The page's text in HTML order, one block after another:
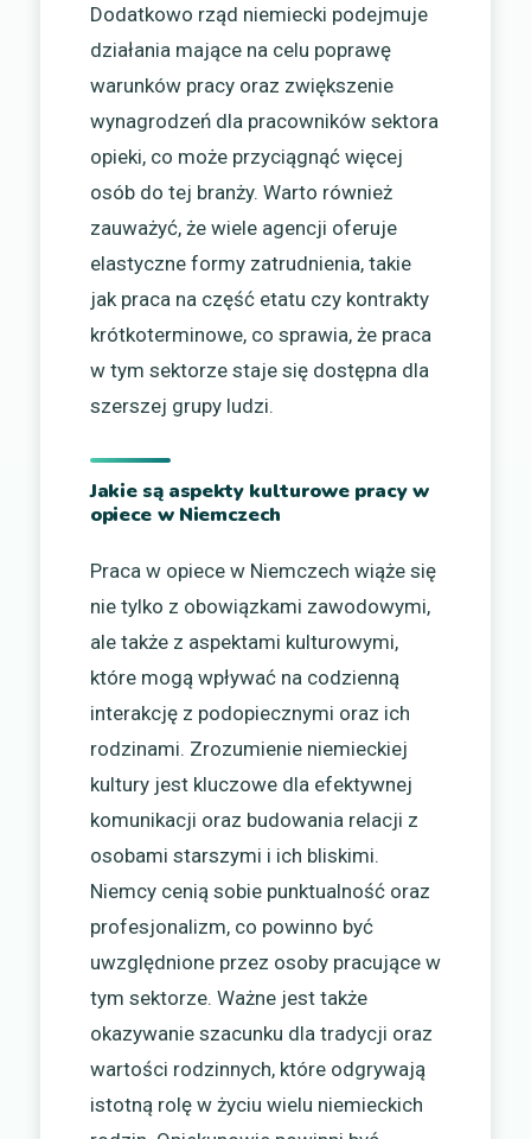
Dodatkowo rząd niemiecki podejmuje
działania mające na celu poprawę
warunków pracy oraz zwiększenie
wynagrodzeń dla pracowników sektora
opieki, co może przyciągnąć więcej
osób do tej branży. Warto również
zauważyć, że wiele agencji oferuje
elastyczne formy zatrudnienia, takie
jak praca na część etatu czy kontrakty
krótkoterminowe, co sprawia, że praca
w tym sektorze staje się dostępna dla
szerszej grupy ludzi.
Jakie są aspekty kulturowe pracy w
opiece w Niemczech
Praca w opiece w Niemczech wiąże się
nie tylko z obowiązkami zawodowymi,
ale także z aspektami kulturowymi,
które mogą wpływać na codzienną
interakcję z podopiecznymi oraz ich
rodzinami. Zrozumienie niemieckiej
kultury jest kluczowe dla efektywnej
komunikacji oraz budowania relacji z
osobami starszymi i ich bliskimi.
Niemcy cenią sobie punktualność oraz
profesjonalizm, co powinno być
uwzględnione przez osoby pracujące w
tym sektorze. Ważne jest także
okazywanie szacunku dla tradycji oraz
wartości rodzinnych, które odgrywają
istotną rolę w życiu wielu niemieckich